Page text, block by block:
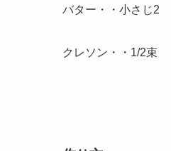
バター・・小さじ2
クレソン・・1/2束